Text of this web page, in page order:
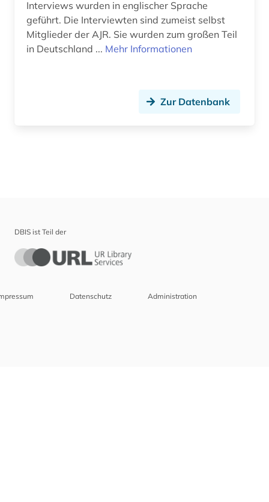
Interviews wurden in englischer Sprache
geführt. Die Interviewten sind zumeist selbst
Mitglieder der AJR. Sie wurden zum großen Teil
in Deutschland ... Mehr Informationen
Zur Datenbank
DBIS ist Teil der
Datenschutz Administration